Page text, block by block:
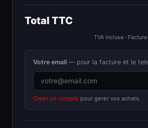
Total TTC
TVA incluse ·
Votre email — pour la facture et le
Creer un compte pour gerer vos achats.